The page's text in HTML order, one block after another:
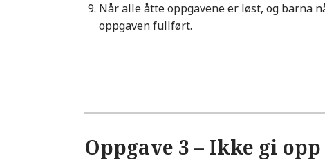
Når alle åtte oppgavene er løst, og barna
oppgaven fullført.
Oppgave 3 – Ikke gi opp